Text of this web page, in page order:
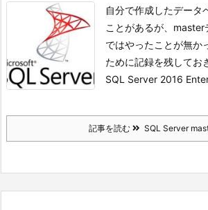
自分で作成したデータ
ことがあるが、master
ではやったことが無か
ために記録を残してお
SQL Server 2016
記事を読む SQL Server